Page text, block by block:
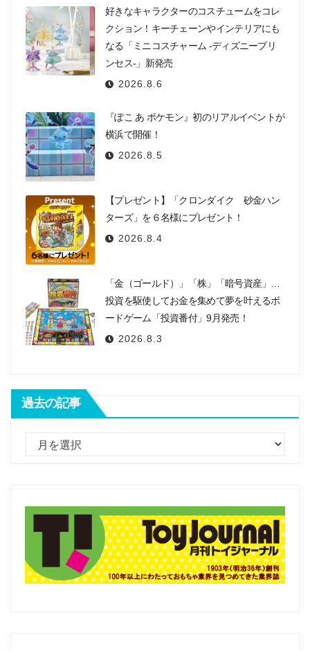
好きなキャラクターのコスチュームをコレ
クション！キーチェーンやインテリアにも
なる「ミニコスチャーム -ディズニープリ
ンセス-」新発売
2026.8.6
『ぽこ あ ポケモン』初のリアルイベントが
横浜で開催！
2026.8.5
【プレゼント】「クロンダイク 砂金ハン
ターズ」を６名様にプレゼント！
2026.8.4
「金（ゴールド）」「株」「暗号資産」…
投資を駆使してお金を集めて夢を叶えるボ
ードゲーム「投資番付」9月発売！
2026.8.3
過去の記事
記